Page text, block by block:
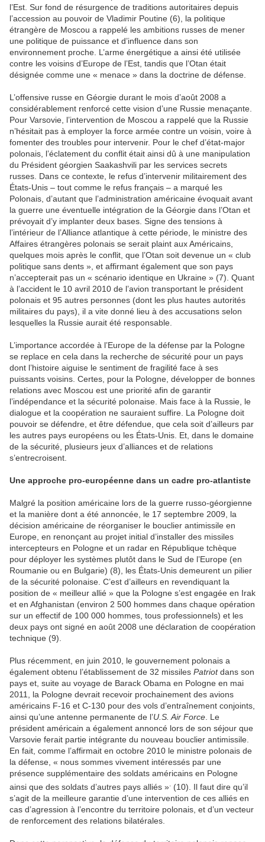
l’Est. Sur fond de résurgence de traditions autoritaires depuis
l’accession au pouvoir de Vladimir Poutine (6), la politique
étrangère de Moscou a rappelé les ambitions russes de mener
une politique de puissance et d’influence dans son
environnement proche. L’arme énergétique a ainsi été utilisée
contre les voisins d’Europe de l’Est, tandis que l’Otan était
désignée comme une « menace » dans la doctrine de défense.
L’offensive russe en Géorgie durant le mois d’août 2008 a
considérablement renforcé cette vision d’une Russie menaçante.
Pour Varsovie, l’intervention de Moscou a rappelé que la Russie
n’hésitait pas à employer la force armée contre un voisin, voire à
fomenter des troubles pour intervenir. Pour le chef d’état-major
polonais, l’éclatement du conflit était ainsi dû à une manipulation
du Président géorgien Saakashvili par les services secrets
russes. Dans ce contexte, le refus d’intervenir militairement des
États-Unis – tout comme le refus français – a marqué les
Polonais, d’autant que l’administration américaine évoquait avant
la guerre une éventuelle intégration de la Géorgie dans l’Otan et
prévoyait d’y implanter deux bases. Signe des tensions à
l’intérieur de l’Alliance atlantique à cette période, le ministre des
Affaires étrangères polonais se serait plaint aux Américains,
quelques mois après le conflit, que l’Otan soit devenue un « club
politique sans dents », et affirmant également que son pays
n’accepterait pas un « scénario identique en Ukraine » (7). Quant
à l’accident le 10 avril 2010 de l’avion transportant le président
polonais et 95 autres personnes (dont les plus hautes autorités
militaires du pays), il a vite donné lieu à des accusations selon
lesquelles la Russie aurait été responsable.
L’importance accordée à l’Europe de la défense par la Pologne
se replace en cela dans la recherche de sécurité pour un pays
dont l’histoire aiguise le sentiment de fragilité face à ses
puissants voisins. Certes, pour la Pologne, développer de bonnes
relations avec Moscou est une priorité afin de garantir
l’indépendance et la sécurité polonaise. Mais face à la Russie, le
dialogue et la coopération ne sauraient suffire. La Pologne doit
pouvoir se défendre, et être défendue, que cela soit d’ailleurs par
les autres pays européens ou les États-Unis. Et, dans le domaine
de la sécurité, plusieurs jeux d’alliances et de relations
s’entrecroisent.
Une approche pro-européenne dans un cadre pro-atlantiste
Malgré la position américaine lors de la guerre russo-géorgienne
et la manière dont a été annoncée, le 17 septembre 2009, la
décision américaine de réorganiser le bouclier antimissile en
Europe, en renonçant au projet initial d’installer des missiles
intercepteurs en Pologne et un radar en République tchèque
pour déployer les systèmes plutôt dans le Sud de l’Europe (en
Roumanie ou en Bulgarie) (8), les États-Unis demeurent un pilier
de la sécurité polonaise. C’est d’ailleurs en revendiquant la
position de « meilleur allié » que la Pologne s’est engagée en Irak
et en Afghanistan (environ 2 500 hommes dans chaque opération
sur un effectif de 100 000 hommes, tous professionnels) et les
deux pays ont signé en août 2008 une déclaration de coopération
technique (9).
Plus récemment, en juin 2010, le gouvernement polonais a
également obtenu l’établissement de 32 missiles Patriotdans son
pays et, suite au voyage de Barack Obama en Pologne en mai
2011, la Pologne devrait recevoir prochainement des avions
américains F-16 et C-130 pour des vols d’entraînement conjoints,
ainsi qu’une antenne permanente de l’U.S. Air Force . Le
président américain a également annoncé lors de son séjour que
Varsovie ferait partie intégrante du nouveau bouclier antimissile.
En fait, comme l’affirmait en octobre 2010 le ministre polonais de
la défense, « nous sommes vivement intéressés par une
présence supplémentaire des soldats américains en Pologne
ainsi que des soldats d’autres pays alliés » (10). Il faut dire qu’il
s’agit de la meilleure garantie d’une intervention de ces alliés en
cas d’agression à l’encontre du territoire polonais, et d’un vecteur
de renforcement des relations bilatérales.